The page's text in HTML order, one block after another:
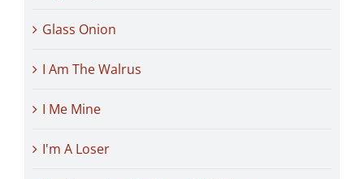
Glass Onion
I Am The Walrus
I Me Mine
I'm A Loser